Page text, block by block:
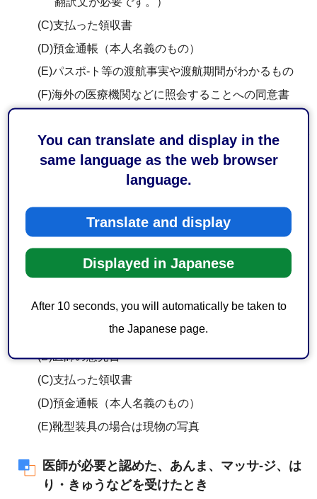
You can translate and display in the
same language as the web browser
language.
Translate and display
Displayed in Japanese
After 10 seconds, you will automatically be taken to
the Japanese page.
(C)支払った領収書
(D)預金通帳（本人名義のもの）
(E)パスポ-ト等の渡航事実や渡航期間がわかるもの
(F)海外の医療機関などに照会することへの同意書
医師が必要と認めたコルセットなどの補装具を
購入したときや輸血の生血代など
各区役所保険年金課（後期高齢者医療窓口）、蒲原支所
申請に必要なもの
(A)後期高齢者医療資格確認書またはマイナンバーカ
(B)医師の意見書
(C)支払った領収書
(D)預金通帳（本人名義のもの）
(E)靴型装具の場合は現物の写真
医師が必要と認めた、あんま、マッサ-ジ、は
り・きゅうなどを受けたとき